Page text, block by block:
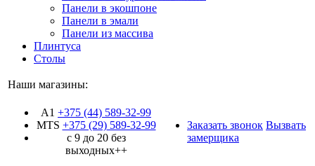
Панели в экошпоне
Панели в эмали
Панели из массива
Плинтуса
Столы
Наши магазины:
A1 +375 (44) 589-32-99
MTS +375 (29)589-32-99
с 9 до 20 без
выходных++
Заказать звонок Вызвать
замерщика